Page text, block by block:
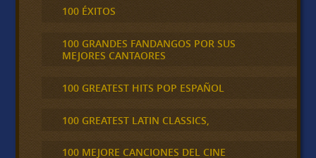
100 ÉXITOS
100 GRANDES FANDANGOS POR SUS
MEJORES CANTAORES
100 GREATEST HITS POP ESPAÑOL
100 GREATEST LATIN CLASSICS,
100 MEJORE CANCIONES DEL CINE